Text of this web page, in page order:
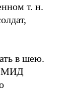
т. н.
в шею.
МИД